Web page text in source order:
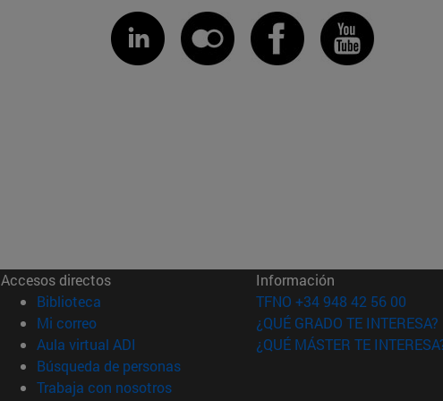
Accesos directos
Biblioteca (abre en nueva ventana)
Mi correo(abre en nueva ventana)
Aula virtual ADI (abre en nueva ventana)
Búsqueda de personas(abre en nueva ventana)
Trabaja con nosotros(abre en nueva ventana)
Información
TFNO +34 948 42 56 00
¿QUÉ GRADO TE INTERESA?
¿QUÉ MÁSTER TE